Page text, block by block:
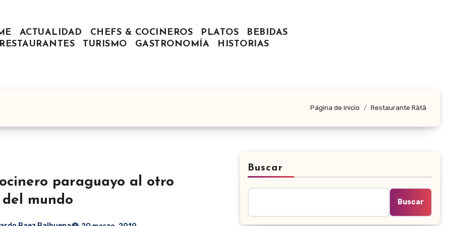
ACTUALIDAD CHEFS & COCINEROS PLATOS
BEBIDAS
RESTAURANTES
TURISMO GASTRONOMÍA HISTORIAS
Página de inicio Restaurante Rātā
paraguayo al otro
mundo
Buscar
Buscar